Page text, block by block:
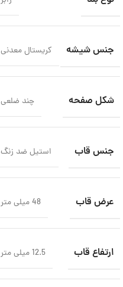
جنس شیشه کریستال معدنی
شکل صفحه چند ضلعی
جنس قاب استیل ضد زنگ
عرض قاب 48 میلی متر
ارتفاع قاب 12.5 میلی متر